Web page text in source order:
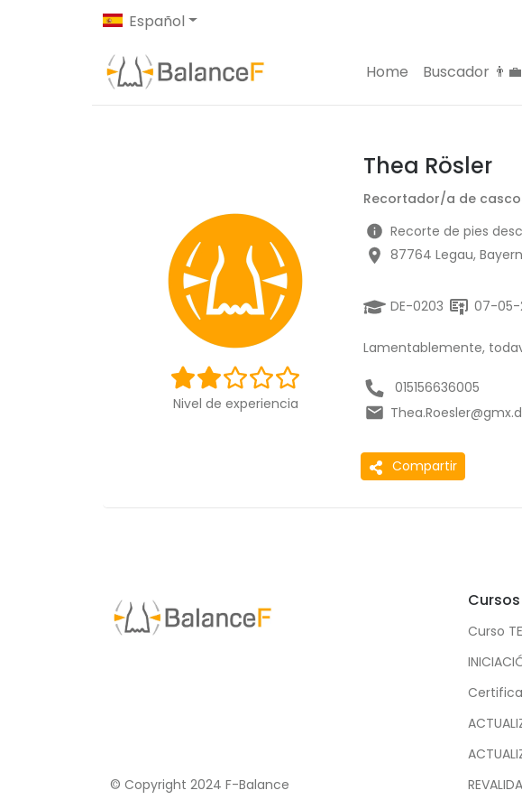
Español
Home Buscador
Nivel de experiencia
Thea Rösler
Recortador/a de
Recorte de pies
87764 Legau,
DE-0203 07-05-
Lamentablemente,
015156636005
Compartir
© Copyright 2024 F-Balance
Cursos
Curso